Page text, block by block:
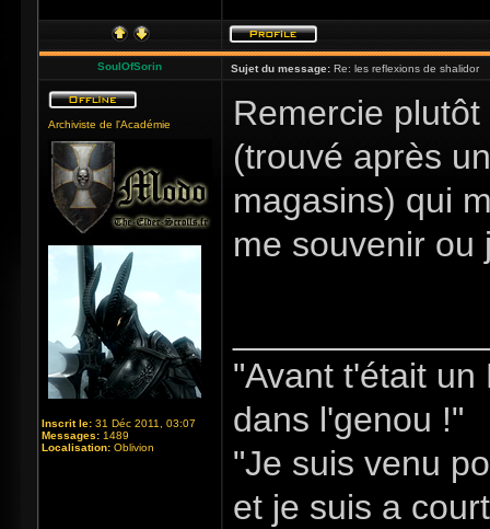
SoulOfSorin Sujet du message: Re: les reflexions de shalidor
Archiviste de l'Académie
Inscrit le: 31 Déc 2011, 03:07
Messages: 1489
Localisation: Oblivion
Remercie
(trouvé après
magasins) qui
me souvenir ou
"Avant t'était
dans l'genou !"
"Je suis venu
et je suis a